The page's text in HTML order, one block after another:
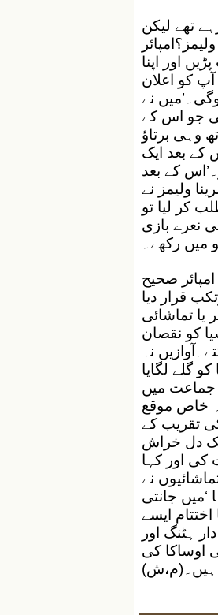
تھے لیکن
اور اپنا
کو اعلان
نے
جو اس کے
وہی برتاؤ
کے بعد ایک
کے بعد
ولیمز نے
کر لیا تو
نعرے بازی
میں رکھے۔
امپائر صحیح
قرار دیا
تماشائی
کو نقصان
نہ
گلے لگایا
جماعت میں
خاص موقع
کی تقریب کے
دل خراش
مداخلت کی اور کہا
نے
‘میں جانتی
ایسے
ہٹنگ اور
اوساکا کی
ہیں۔(م،ش)